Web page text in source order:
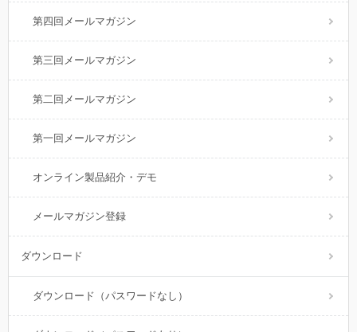
第四回メールマガジン
第三回メールマガジン
第二回メールマガジン
第一回メールマガジン
オンライン製品紹介・デモ
メールマガジン登録
ダウンロード
ダウンロード（パスワードなし）